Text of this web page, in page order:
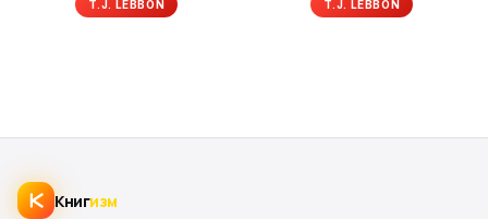
T.J. LEBBON T.J. LEBBON
Книгизм